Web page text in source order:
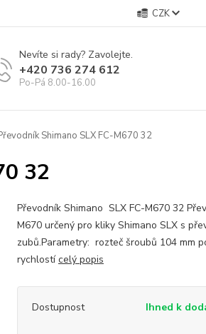
CZK
Nevíte si rady? Zavolejte.
+420 736 274 612
Po-Pá 8.00-16.00
Shimano SLX FC-M670 32
32
Převodník Shimano SLX FC-M670 32
M670 určený pro kliky Shimano SLX s
zubů.Parametry: rozteč šroubů 104 mm
rychlostícelý popis
Dostupnost Ihned k